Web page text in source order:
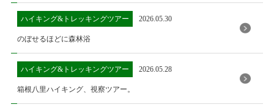
ハイキング&トレッキングツアー 2026.05.30
のぼせるほどに森林浴
ハイキング&トレッキングツアー 2026.05.28
箱根八里ハイキング、視察ツアー。